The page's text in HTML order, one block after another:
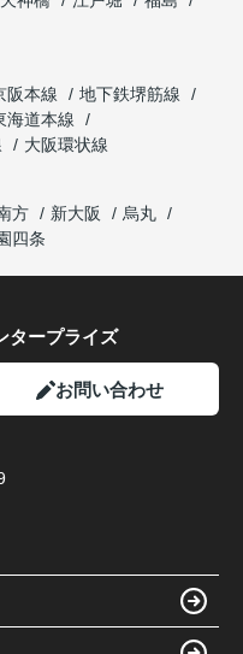
阪本線
地下鉄堺筋線
海道本線
大阪環状線
方 新大阪
烏丸
四条
タープライズ
お問い合わせ